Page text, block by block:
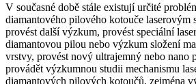
V současné době stále existují určité
diamantového pilového kotouče laserovým
provést další výzkum, provést speciální
diamantovou pilou nebo výzkum složení
vrstvy, provést nový ultrajemný nebo nano
provádět výzkumnou studii mechanismu
diamantových pilových kotoučů, zejména